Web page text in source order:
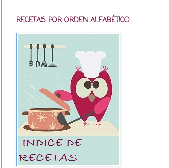
RECETAS POR ORDEN ALFABÉTICO